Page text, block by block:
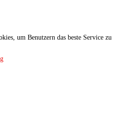
um Benutzern das beste Service zu